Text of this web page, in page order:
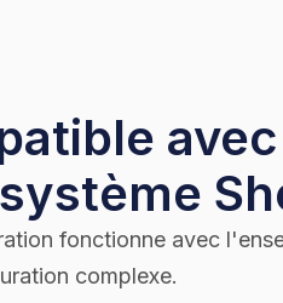
fonctionne avec
complexe.